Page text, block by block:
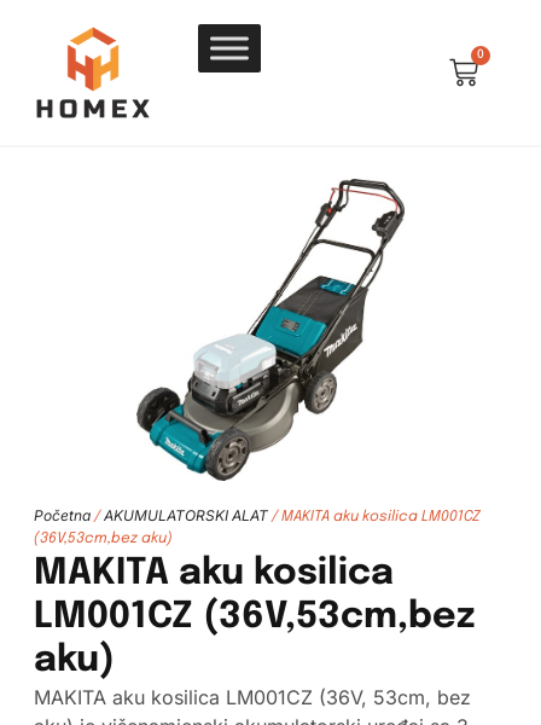
0
Početna/ AKUMULATORSKI ALAT/ MAKITA aku kosilica LM001CZ
(36V,53cm,bez aku)
MAKITA aku kosilica
LM001CZ (36V,53cm,bez
aku)
MAKITA aku kosilica LM001CZ (36V, 53cm, bez